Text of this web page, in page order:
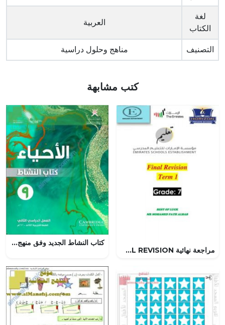
لغة
الكتاب
العربية
التصنيف مناهج وحلول دراسية
كتب مشابهة
مراجعة نهائية FINAL REVISION الفصل الأول, (لغة انجليزية) السابع
كتاب النشاط الجديد وفق منهج كامبردج (نسخة) (أحياء) التاسع